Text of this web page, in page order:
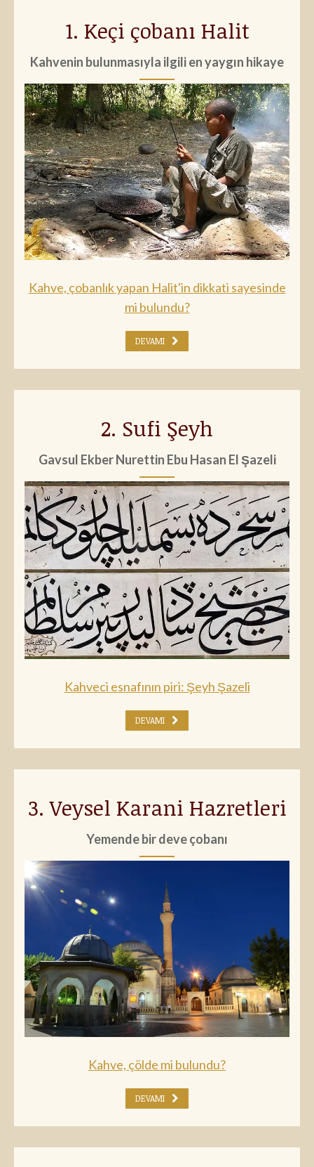
1. Keçi çobanı Halit
Kahvenin bulunmasıyla ilgili en yaygın hikaye
Kahve, çobanlık yapan Halit'in dikkati sayesinde
mi bulundu?
DEVAMI
2. Sufi Şeyh
Gavsul Ekber Nurettin Ebu Hasan El Şazeli
Kahveci esnafının piri: Şeyh Şazeli
DEVAMI
3. Veysel Karani Hazretleri
Yemende bir deve çobanı
Kahve, çölde mi bulundu?
DEVAMI